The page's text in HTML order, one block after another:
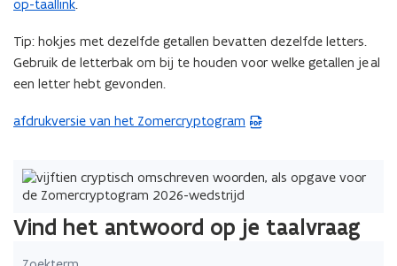
n
w
t
op-taallink.
Tip: hokjes met dezelfde getallen bevatten dezelfde letters.
Gebruik de letterbak om bij te houden voor welke getallen je al
een letter hebt gevonden.
afdrukversie van het Zomercryptogram
(
e
Vind het antwoord op je taalvraag